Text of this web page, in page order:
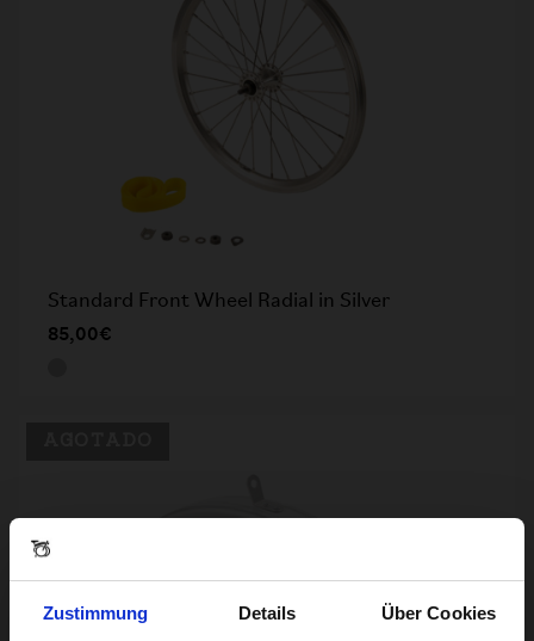
Zustimmung Details Über Cookies
Standard Front Wheel Radial in Silver
85,00€